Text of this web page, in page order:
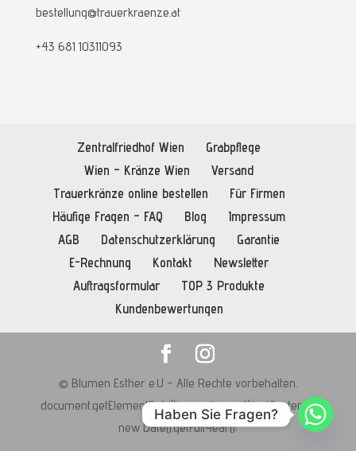
bestellung@trauerkraenze.at
+43 681 10311093
Zentralfriedhof Wien
Grabpflege
Wien – Kränze Wien
Versand
Trauerkränze online bestellen
Für Firmen
Häufige Fragen – FAQ
Blog
Impressum
AGB
Datenschutzerklärung
Garantie
E-Rechnung
Kontakt
Newsletter
Auftragsformular
TOP 3 Produkte
Kundenbewertungen
© Blumen Esther e.U – Alle Rechte vorbehalten.
document.getElementById("current-year").textContent =
new Date().getFullYear();
Haben Sie Fragen?